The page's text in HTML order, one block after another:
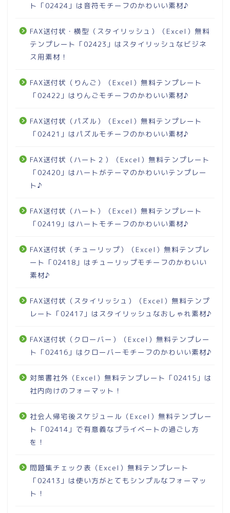
ト「02424」は音符モチーフのかわいい素材♪
FAX送付状・横型（スタイリッシュ）（Excel）無料
テンプレート「02423」はスタイリッシュなビジネ
ス用素材！
FAX送付状（りんご）（Excel）無料テンプレート
「02422」はりんごモチーフのかわいい素材♪
FAX送付状（パズル）（Excel）無料テンプレート
「02421」はパズルモチーフのかわいい素材♪
FAX送付状（ハート２）（Excel）無料テンプレート
「02420」はハートがテーマのかわいいテンプレー
ト♪
FAX送付状（ハート）（Excel）無料テンプレート
「02419」はハートモチーフのかわいい素材♪
FAX送付状（チューリップ）（Excel）無料テンプレ
ート「02418」はチューリップモチーフのかわいい
素材♪
FAX送付状（スタイリッシュ）（Excel）無料テンプ
レート「02417」はスタイリッシュなおしゃれ素材♪
FAX送付状（クローバー）（Excel）無料テンプレー
ト「02416」はクローバーモチーフのかわいい素材♪
対策書社外（Excel）無料テンプレート「02415」は
社内向けのフォーマット！
社会人帰宅後スケジュール（Excel）無料テンプレー
ト「02414」で有意義なプライベートの過ごし方
を！
問題集チェック表（Excel）無料テンプレート
「02413」は使い方がとてもシンプルなフォーマッ
ト！